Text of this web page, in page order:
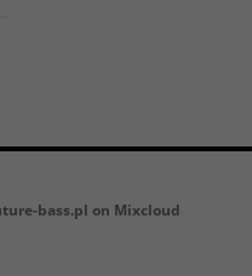
bass.pl on Mixcloud